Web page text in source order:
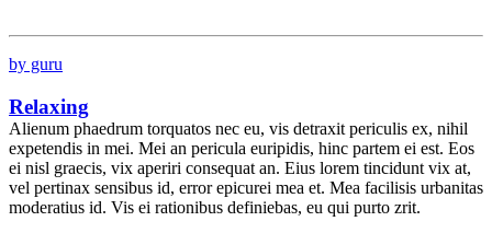
by guru
Relaxing
Alienum phaedrum torquatos nec eu, vis detraxit periculis ex, nihil
expetendis in mei. Mei an pericula euripidis, hinc partem ei est. Eos
ei nisl graecis, vix aperiri consequat an. Eius lorem tincidunt vix at,
vel pertinax sensibus id, error epicurei mea et. Mea facilisis urbanitas
moderatius id. Vis ei rationibus definiebas, eu qui purto zrit.